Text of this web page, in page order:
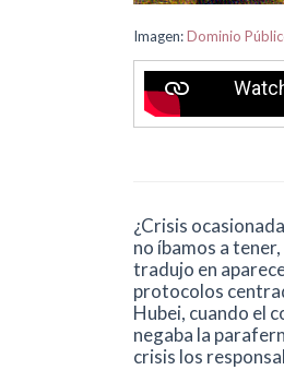
Imagen:Dominio
¿Crisis
no íbamos a
tradujo en
protocolos
Hubei, cuando el
negaba la
crisis los